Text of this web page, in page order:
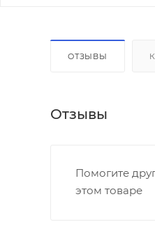
ОТЗЫВЫ
Отзывы
Помогите
этом товаре